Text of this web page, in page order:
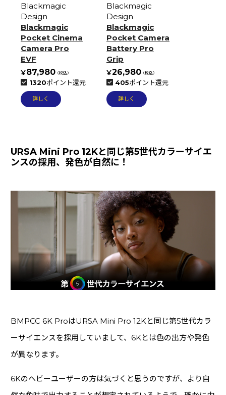
Blackmagic
Design
Blackmagic
Pocket Cinema
Camera Pro
EVF
87,980
1320ポイント還元
詳しく
Blackmagic
Design
Blackmagic
Pocket Camera
Battery Pro
Grip
26,980
405ポイント還元
詳しく
URSA Mini Pro 12Kと同じ第5世代カラーサイエ
ンスの採用、発色が自然に！
BMPCC 6K ProはURSA Mini Pro 12Kと同じ第5世代カラ
ーサイエンスを採用していまして、6Kとは色の出方や発色
が異なります。
6Kのヘビーユーザーの方は気づくと思うのですが、より自